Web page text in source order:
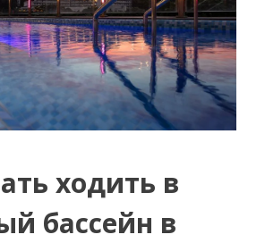
ходить в
бассейн в